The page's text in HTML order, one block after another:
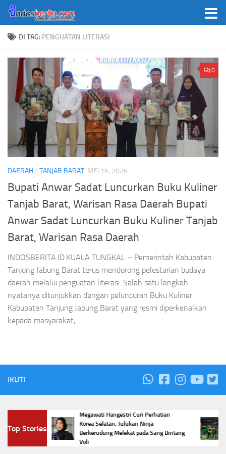
Skip to content
DI TAG: PENGUATAN LITERASI
0
DAERAH/ TANJAB BARAT MEI 16, 2026
Bupati Anwar Sadat Luncurkan Buku Kuliner
Tanjab Barat, Warisan Rasa Daerah Bupati
Anwar Sadat Luncurkan Buku Kuliner Tanjab
Barat, Warisan Rasa Daerah
INDOSBERITA.ID.KUALA TUNGKAL – Pemerintah Kabupaten
Tanjung Jabung Barat terus mendorong pelestarian budaya
daerah melalui penguatan literasi. Salah satu langkah
nyatanya ditunjukkan dengan peluncuran Buku Kuliner
Kabupaten Tanjung Jabung Barat yang resmi diperkenalkan
kepada masyarakat,...
IKUTI
Top Stories
3 Jadi
Megawati Hangestri Curi Perhatian
Korea Selatan, Julukan Ninja
Berkerudung Melekat pada Sang Bintang
Voli